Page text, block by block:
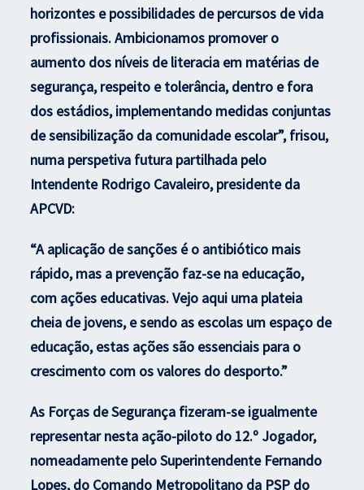
horizontes e possibilidades de percursos de vida
profissionais. Ambicionamos promover o
aumento dos níveis de literacia em matérias de
segurança, respeito e tolerância, dentro e fora
dos estádios, implementando medidas conjuntas
de sensibilização da comunidade escolar”, frisou,
numa perspetiva futura partilhada pelo
Intendente Rodrigo Cavaleiro, presidente da
APCVD:
“A aplicação de sanções é o antibiótico mais
rápido, mas a prevenção faz-se na educação,
com ações educativas. Vejo aqui uma plateia
cheia de jovens, e sendo as escolas um espaço de
educação, estas ações são essenciais para o
crescimento com os valores do desporto.”
As Forças de Segurança fizeram-se igualmente
representar nesta ação-piloto do 12.º Jogador,
nomeadamente pelo Superintendente Fernando
Lopes, do Comando Metropolitano da PSP do